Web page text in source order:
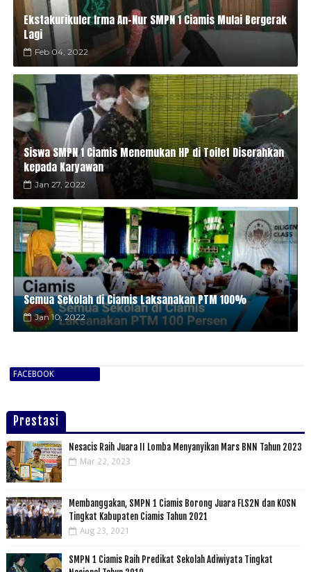
Ekstakurikuler Irma An-Nur SMPN 1 Ciamis Mulai Bergerak
Lagi
Feb 04, 2022
Siswa SMPN 1 Ciamis Menemukan HP di Toilet Diserahkan
kepada Karyawan
Jan 27, 2022
Semua Sekolah di Ciamis Laksanakan PTM 100%
Jan 10, 2022
FACEBOOK
Prestasi
Nesacis Raih Juara II Lomba Menyanyikan Mars BNN Tahun 2023
Mar 22, 2023
Membanggakan, SMPN 1 Ciamis Borong Juara FLS2N dan KOSN
Tingkat Kabupaten Ciamis Tahun 2021
Aug 23, 2021
SMPN 1 Ciamis Raih Predikat Sekolah Adiwiyata Tingkat